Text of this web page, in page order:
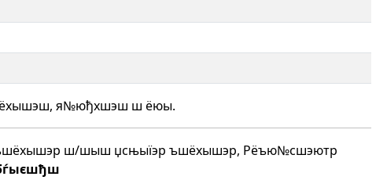
я№юђхшэш ш ёюы.
ш/шыш џсњыїэр ъшёхышэр, Рёъю№сшэютр